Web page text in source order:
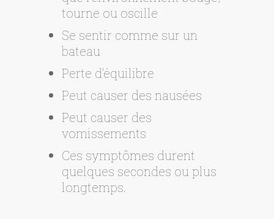
tourne ou oscille
Se sentir comme sur un
bateau
Perte d’équilibre
Peut causer des nausées
Peut causer des
vomissements
Ces symptômes durent
quelques secondes ou plus
longtemps.